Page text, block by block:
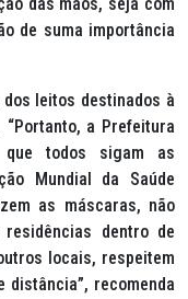
de suma importância
leitos destinados à
a Prefeitura
todos sigam as
Mundial da Saúde
as máscaras, não
dentro de
locais, respeitem
distância”, recomenda